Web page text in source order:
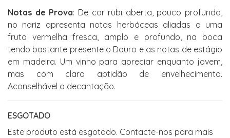
Notas de Prova: De cor rubi aberta, pouco profunda,
no nariz apresenta notas herbáceas aliadas a uma
fruta vermelha fresca, amplo e profundo, na boca
tendo bastante presente o Douro e as notas de estágio
em madeira. Um vinho para apreciar enquanto jovem,
mas com clara aptidão de envelhecimento.
Aconselhável a decantação.
ESGOTADO
Este produto está esgotado. Contacte-nos para mais